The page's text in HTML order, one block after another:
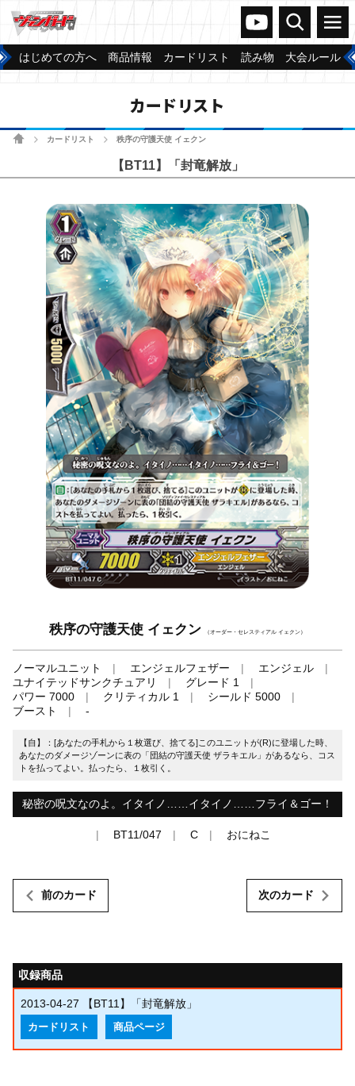
ヴァンガードch
検索 メニュー
はじめての方へ 商品情報 カードリスト 読み物 大会ルール
カードリスト
ホームカードリスト 秩序の守護天使 イェクン
【BT11】「封竜解放」
秩序の守護天使 イェクン （オーダー・セレスティアル イェクン）
ノーマルユニット エンジェルフェザー
エンジェル
ユナイテッドサンクチュアリ
グレード 1
パワー 7000
クリティカル 1
シールド 5000
ブースト
-
【自】：[あなたの手札から１枚選び、捨てる]このユニットが(R)に登場した時、
あなたのダメージゾーンに表の「団結の守護天使 ザラキエル」があるなら、コス
トを払ってよい。払ったら、１枚引く。
秘密の呪文なのよ。イタイノ……イタイノ……フライ＆ゴー！
BT11/047 C おにねこ
前のカード 次のカード
収録商品
2013-04-27 【BT11】「封竜解放」
カードリスト 商品ページ